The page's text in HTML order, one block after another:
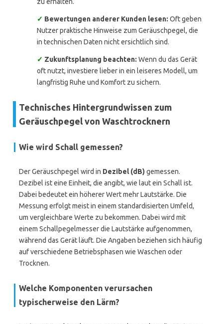
✓ Bewertungen anderer Kunden lesen: Oft geben
Nutzer praktische Hinweise zum Geräuschpegel, die
in technischen Daten nicht ersichtlich sind.
✓ Zukunftsplanung beachten: Wenn du das Gerät
oft nutzt, investiere lieber in ein leiseres Modell, um
langfristig Ruhe und Komfort zu sichern.
Technisches Hintergrundwissen zum
Geräuschpegel von Waschtrocknern
Wie wird Schall gemessen?
Der Geräuschpegel wird in Dezibel (dB) gemessen.
Dezibel ist eine Einheit, die angibt, wie laut ein Schall ist.
Dabei bedeutet ein höherer Wert mehr Lautstärke. Die
Messung erfolgt meist in einem standardisierten Umfeld,
um vergleichbare Werte zu bekommen. Dabei wird mit
einem Schallpegelmesser die Lautstärke aufgenommen,
während das Gerät läuft. Die Angaben beziehen sich häufig
auf verschiedene Betriebsphasen wie Waschen oder
Trocknen.
Welche Komponenten verursachen
typischerweise den Lärm?